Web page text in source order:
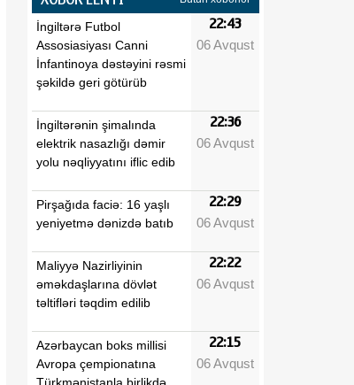
İngiltərə Futbol
Assosiasiyası Canni
İnfantinoya dəstəyini rəsmi
şəkildə geri götürüb
22:43
06 Avqust
İngiltərənin şimalında
elektrik nasazlığı dəmir
yolu nəqliyyatını iflic edib
22:36
06 Avqust
Pirşağıda faciə: 16 yaşlı
yeniyetmə dənizdə batıb
22:29
06 Avqust
Maliyyə Nazirliyinin
əməkdaşlarına dövlət
təltifləri təqdim edilib
22:22
06 Avqust
Azərbaycan boks millisi
Avropa çempionatına
22:15
06 Avqust